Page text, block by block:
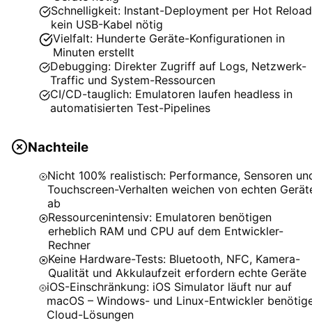
Schnelligkeit: Instant-Deployment per Hot
kein USB-Kabel nötig
Vielfalt: Hunderte Geräte-Konfigurationen in
Minuten erstellt
Debugging: Direkter Zugriff auf Logs, Netzwerk-
Traffic und System-Ressourcen
CI/CD-tauglich: Emulatoren laufen headless in
automatisierten Test-Pipelines
Nachteile
Nicht 100% realistisch: Performance, Sensoren
Touchscreen-Verhalten weichen von echten
ab
Ressourcenintensiv: Emulatoren benötigen
erheblich RAM und CPU auf dem Entwickler-
Rechner
Keine Hardware-Tests: Bluetooth, NFC, Kamera-
Qualität und Akkulaufzeit erfordern echte Geräte
iOS-Einschränkung: iOS Simulator läuft nur auf
macOS – Windows- und Linux-Entwickler
Cloud-Lösungen